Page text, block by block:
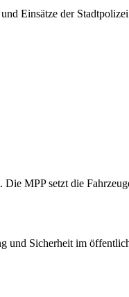
Einsätze der Stadtpolizei
MPP setzt die
und Sicherheit im